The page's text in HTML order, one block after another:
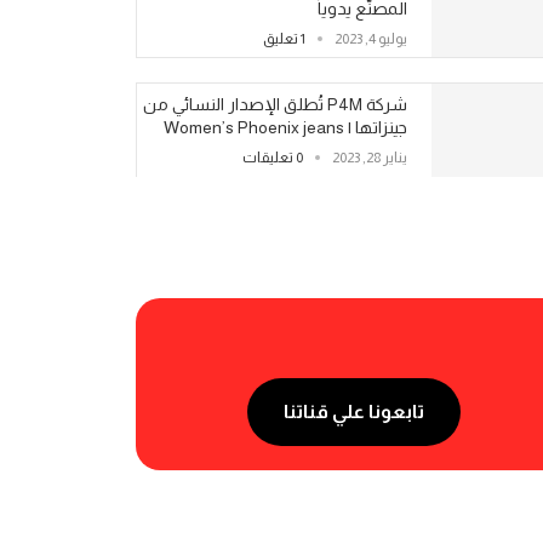
المصنّع يدوياً
يوليو 4, 2023 1 تعليق
شركة P4M تُطلق الإصدار النسائي من
جينزاتها | Women’s Phoenix jeans
يناير 28, 2023 0 تعليقات
تابعونا علي قناتنا